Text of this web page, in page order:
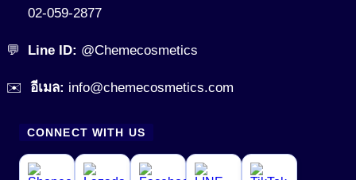
02-059-2877
💬 Line ID: @Chemecosmetics
✉️ อีเมล: info@chemecosmetics.com
CONNECT WITH US